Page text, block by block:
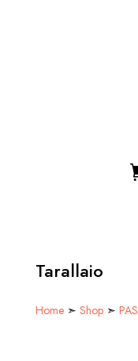
Tarallaio
Home➣ Shop➣